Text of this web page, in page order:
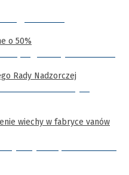
o 50%
Rady Nadzorczej
wiechy w fabryce vanów